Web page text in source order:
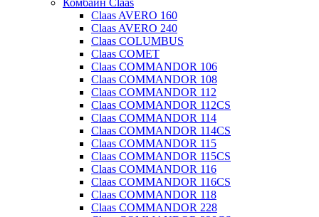
Комбайн Claas
Claas AVERO 160
Claas AVERO 240
Claas COLUMBUS
Claas COMET
Claas COMMANDOR 106
Claas COMMANDOR 108
Claas COMMANDOR 112
Claas COMMANDOR 112CS
Claas COMMANDOR 114
Claas COMMANDOR 114CS
Claas COMMANDOR 115
Claas COMMANDOR 115CS
Claas COMMANDOR 116
Claas COMMANDOR 116CS
Claas COMMANDOR 118
Claas COMMANDOR 228